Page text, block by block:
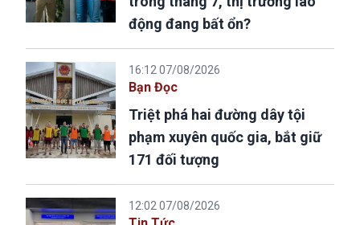
động đang bất ổn?
16:12 07/08/2026
Bạn Đọc
Triệt phá hai đường dây tội
phạm xuyên quốc gia, bắt giữ
171 đối tượng
12:02 07/08/2026